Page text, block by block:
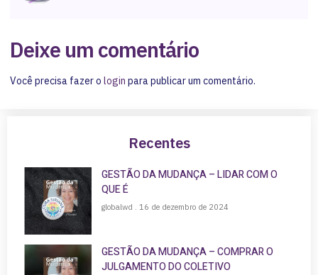
Deixe um comentário
Você precisa fazer o login para publicar um comentário.
Recentes
GESTÃO DA MUDANÇA – LIDAR COM O
QUE É
globalwd 16 de dezembro de 2024
GESTÃO DA MUDANÇA – COMPRAR O
JULGAMENTO DO COLETIVO